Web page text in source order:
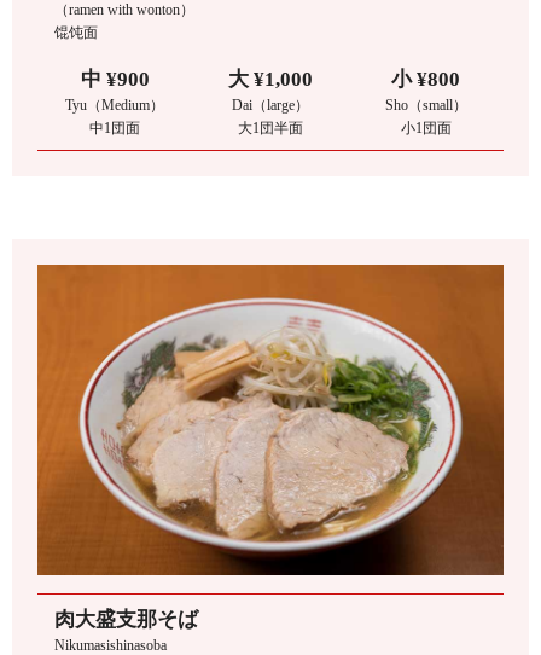
（ramen with wonton）
馄饨面
中 ¥900
Tyu（Medium）
中1団面
大 ¥1,000
Dai（large）
大1団半面
小 ¥800
Sho（small）
小1団面
肉大盛支那そば
Nikumasishinasoba